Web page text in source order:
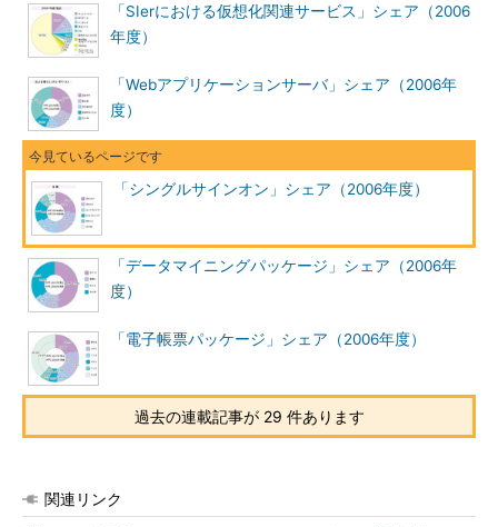
「SIerにおける仮想化関連サービス」シェア（2006
年度）
「Webアプリケーションサーバ」シェア（2006年
度）
「シングルサインオン」シェア（2006年度）
「データマイニングパッケージ」シェア（2006年
度）
「電子帳票パッケージ」シェア（2006年度）
過去の連載記事が 29 件あります
関連リンク